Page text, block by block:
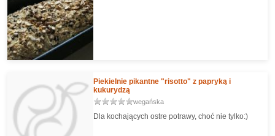
Piekielnie pikantne "risotto" z papryką i
kukurydzą
wegańska
Dla kochających ostre potrawy, choć nie tylko:)